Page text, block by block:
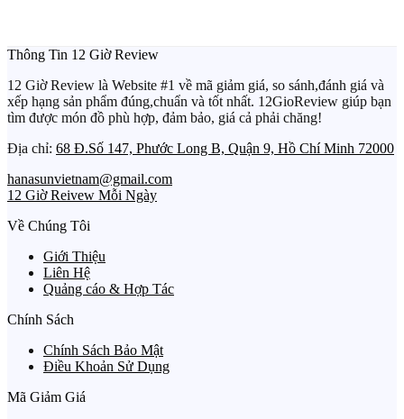
Thông Tin 12 Giờ Review
12 Giờ Review là Website #1 về mã giảm giá, so sánh,đánh giá và
xếp hạng sản phẩm đúng,chuẩn và tốt nhất. 12GioReview giúp bạn
tìm được món đồ phù hợp, đảm bảo, giá cả phải chăng!
Địa chỉ: 68 Đ.Số 147, Phước Long B, Quận 9, Hồ Chí Minh 72000
hanasunvietnam@gmail.com
12 Giờ Reivew Mỗi Ngày
Về Chúng Tôi
Giới Thiệu
Liên Hệ
Quảng cáo & Hợp Tác
Chính Sách
Chính Sách Bảo Mật
Điều Khoản Sử Dụng
Mã Giảm Giá